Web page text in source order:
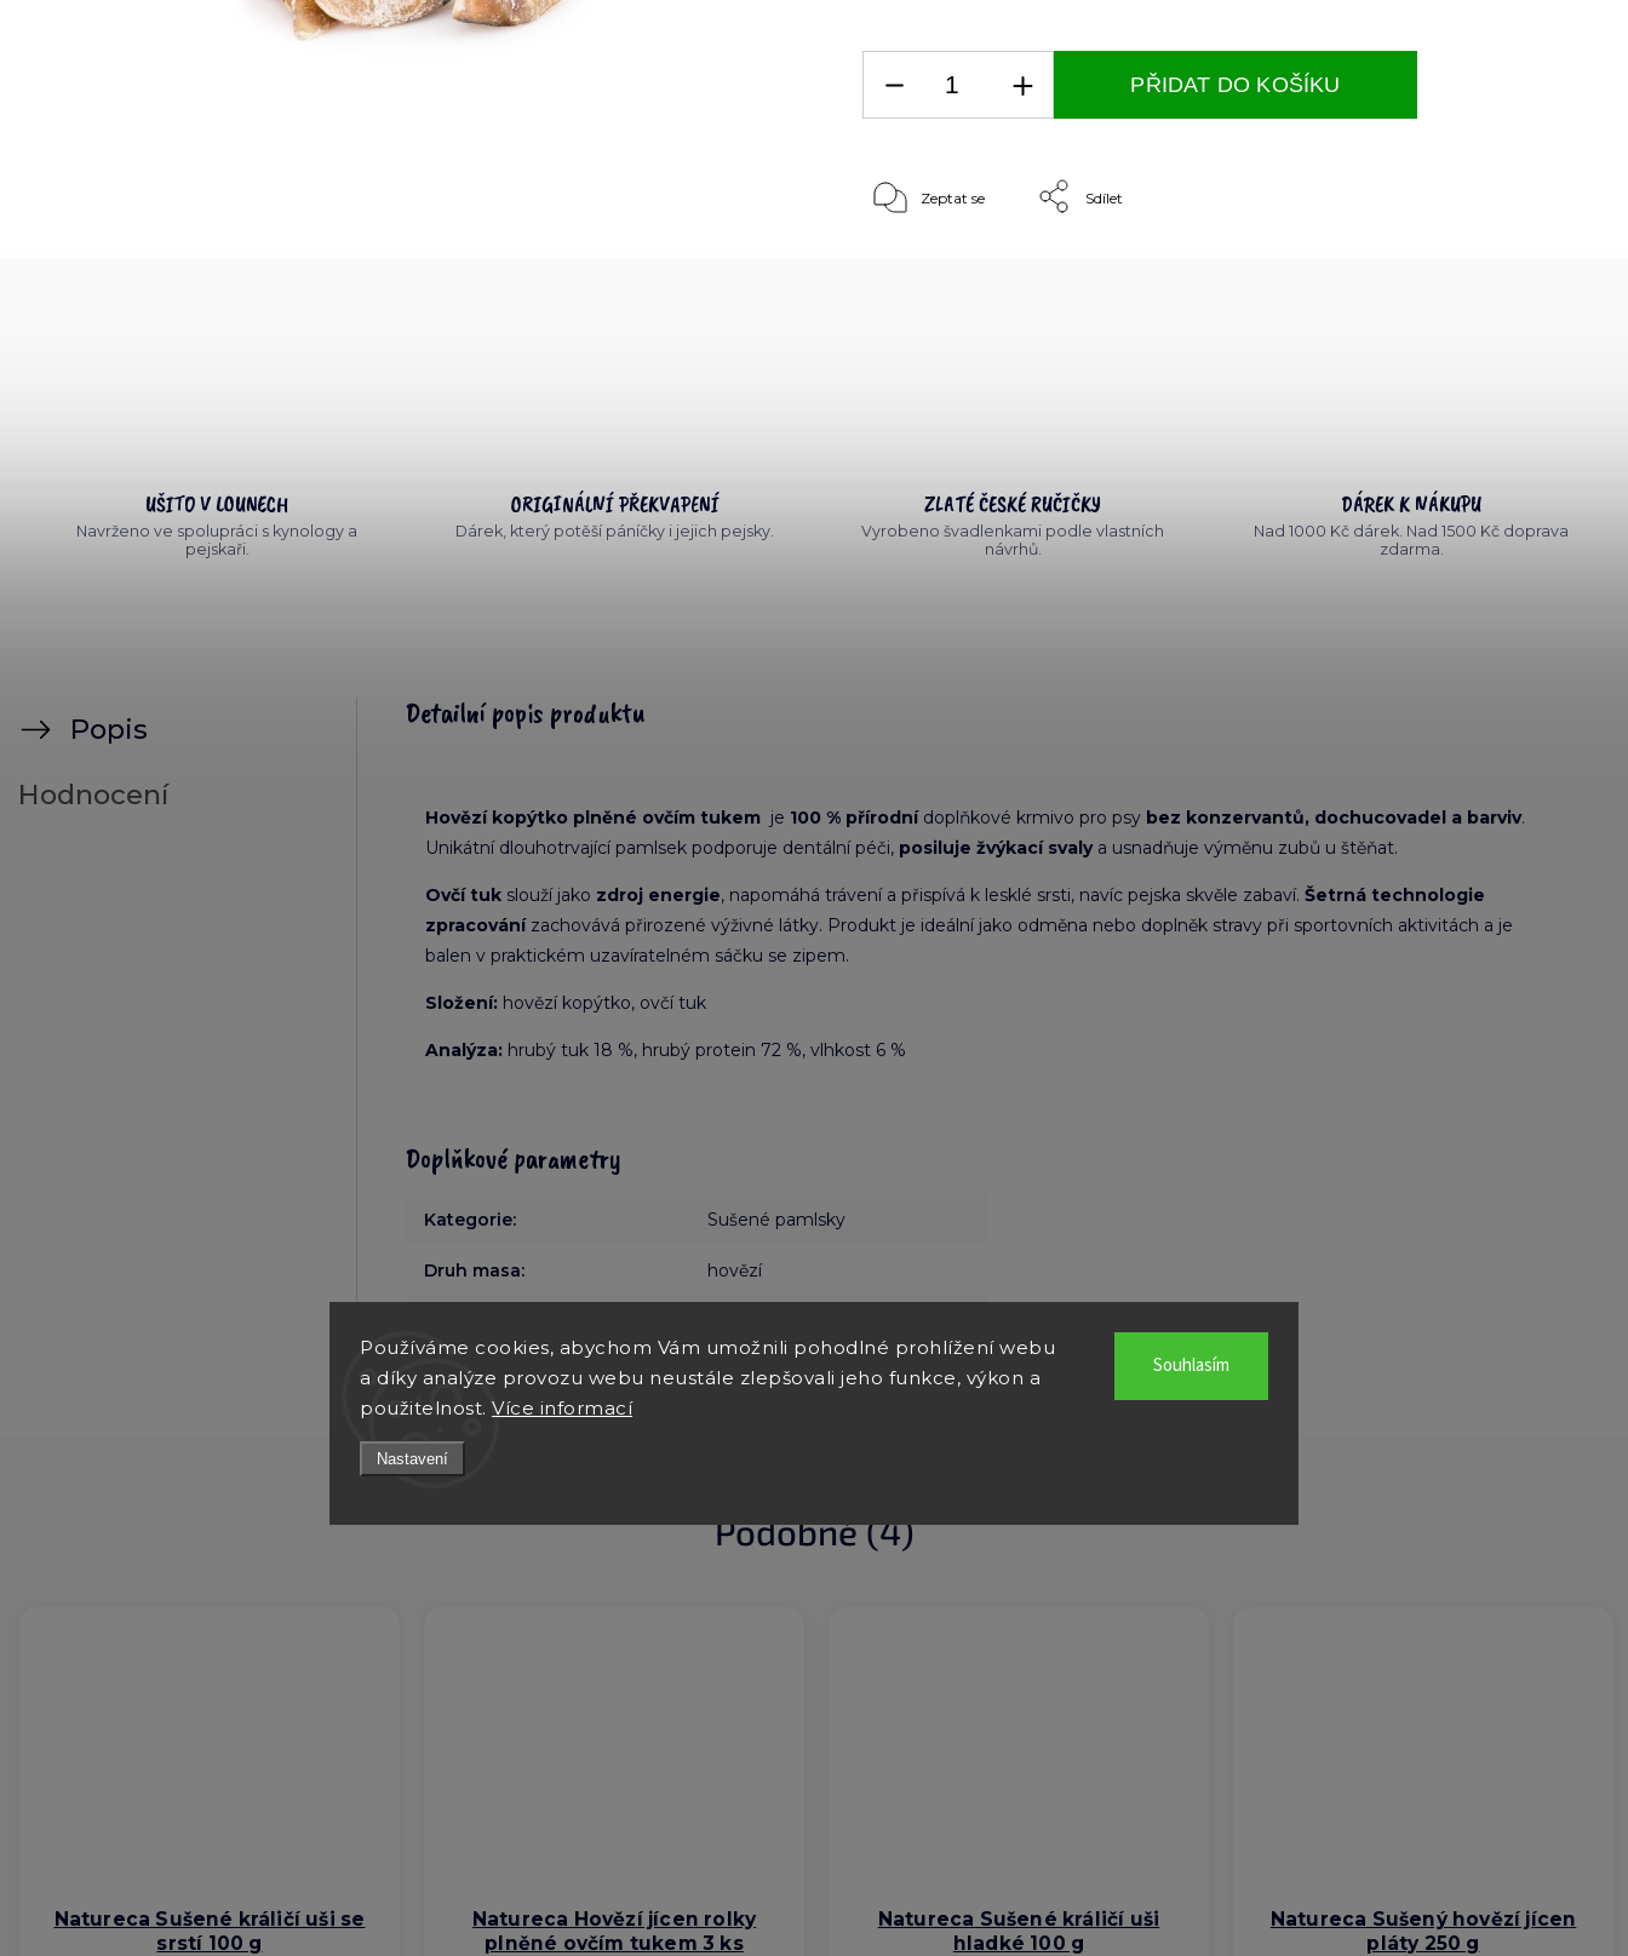
Používáme cookies, abychom Vám umožnili pohodlné prohlížení webu
a díky analýze provozu webu neustále zlepšovali jeho funkce, výkon a
použitelnost. Více informací
Nastavení
Souhlasím
PŘIDAT DO KOŠÍKU
Zeptat se Sdílet
UŠITO V LOUNECH
Navrženo ve spolupráci s kynology a
pejskaři.
ORIGINÁLNÍ PŘEKVAPENÍ
Dárek, který potěší páníčky i jejich pejsky.
ZLATÉ ČESKÉ RUČIČKY
Vyrobeno švadlenkami podle vlastních
návrhů.
DÁREK K NÁKUPU
Nad 1000 Kč dárek. Nad 1500 Kč doprava
zdarma.
Popis
Hodnocení
Detailní popis produktu
Hovězí kopýtko plněné ovčím tukem je 100 % přírodnídoplňkové krmivo pro psy bez konzervantů, dochucovadel a barviv.
Unikátní dlouhotrvající pamlsek podporuje dentální péči, posiluje žvýkací svalya usnadňuje výměnu zubů u štěňat.
Ovčí tuk slouží jako zdroj energie, napomáhá trávení a přispívá k lesklé srsti, navíc pejska skvěle zabaví. Šetrná technologie
zpracovánízachovává přirozené výživné látky. Produkt je ideální jako odměna nebo doplněk stravy při sportovních aktivitách a je
balen v praktickém uzavíratelném sáčku se zipem.
Složení: hovězí kopýtko, ovčí tuk
Analýza: hrubý tuk 18 %, hrubý protein 72 %, vlhkost 6 %
Doplňkové parametry
Kategorie: Sušené pamlsky
Druh masa: hovězí
Podobné (4)
Natureca Sušené králičí uši se
srstí 100 g
Natureca Hovězí jícen rolky
plněné ovčím tukem 3 ks
Natureca Sušené králičí uši
hladké 100 g
Natureca Sušený hovězí jícen
pláty 250 g